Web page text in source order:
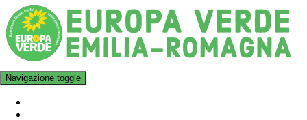
Navigazione toggle